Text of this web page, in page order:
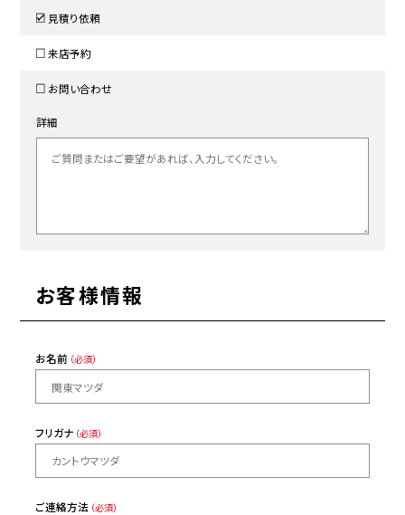
見積り依頼
来店予約
お問い合わせ
詳細
お客様情報
お名前 （必須）
フリガナ （必須）
ご連絡方法 （必須）